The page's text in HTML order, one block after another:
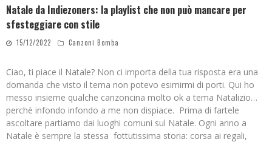
Natale da Indiezoners: la playlist che non può mancare per
sfesteggiare con stile
15/12/2022 Canzoni Bomba
Ciao, ti piace il Natale? Non ci importa della tua risposta era una
domanda che visto il tema non potevo esimirmi di porti. Qui ho
messo insieme qualche canzoncina molto ok a tema Natalizio…
perchè infondo infondo a me non dispiace. Prima di fartele
ascoltare partiamo dai luoghi comuni sul Natale. Ogni anno a
Natale è sempre la stessa fottutissima storia: corsa ai regali,